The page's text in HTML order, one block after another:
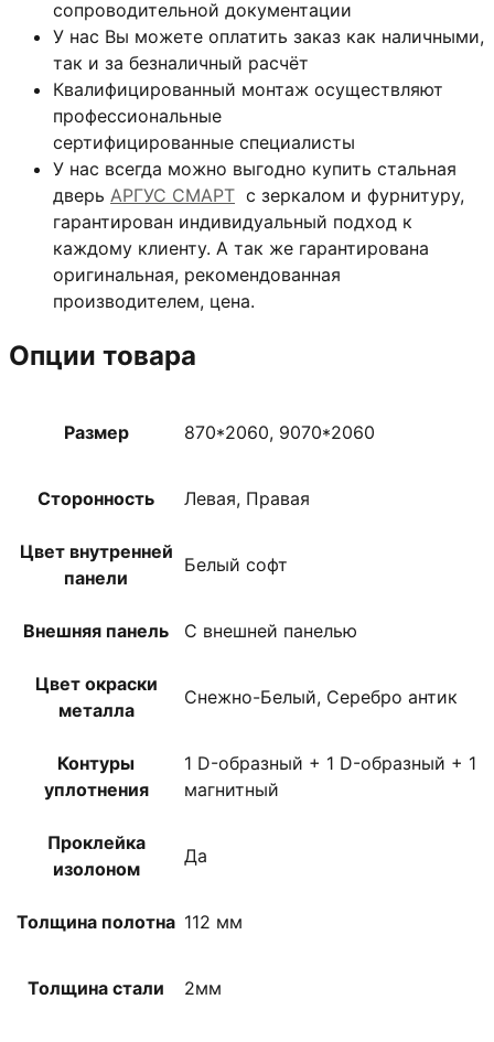
сопроводительной документации
У нас Вы можете оплатить заказ как наличными,
так и за безналичный расчёт
Квалифицированный монтаж осуществляют
профессиональные
сертифицированные специалисты
У нас всегда можно выгодно купить стальная
дверь АРГУС СМАРТ с зеркалом и фурнитуру,
гарантирован индивидуальный подход к
каждому клиенту. А так же гарантирована
оригинальная, рекомендованная
производителем, цена.
Опции товара
Размер 870*2060, 9070*2060
Сторонность Левая, Правая
Цвет внутренней
панели
Белый софт
Внешняя панель С внешней панелью
Цвет окраски
металла
Снежно-Белый, Серебро антик
Контуры
уплотнения
1 D-образный + 1 D-образный + 1
магнитный
Проклейка
изолоном
Да
Толщина полотна 112 мм
Толщина стали 2мм